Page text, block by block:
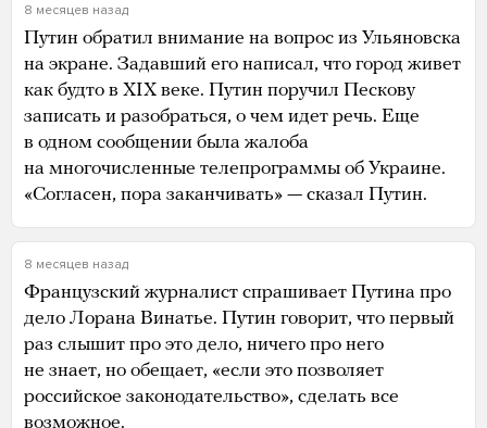
8 месяцев назад
Путин обратил внимание на вопрос из Ульяновска
на экране. Задавший его написал, что город живет
как будто в XIX веке. Путин поручил Пескову
записать и разобраться, о чем идет речь. Еще
в одном сообщении была жалоба
на многочисленные телепрограммы об Украине.
«Согласен, пора заканчивать» — сказал Путин.
8 месяцев назад
Французский журналист спрашивает Путина про
дело Лорана Винатье. Путин говорит, что первый
раз слышит про это дело, ничего про него
не знает, но обещает, «если это позволяет
российское законодательство», сделать все
возможное.